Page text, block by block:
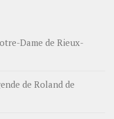
Dame de Rieux-
de Roland de